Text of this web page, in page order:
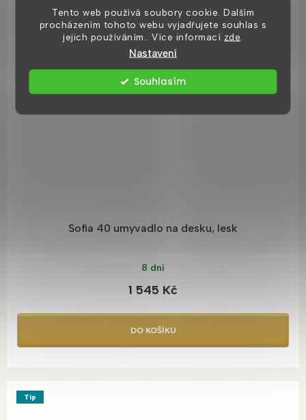
Tento web používá soubory cookie. Dalším
procházením tohoto webu vyjadřujete souhlas s
jejich používáním.. Více informací zde
Nastavení
Souhlasím
Sofia 40 umyvadlo na desku, lesk
8 dní
1 545 Kč
DO KOŠÍKU
Tip